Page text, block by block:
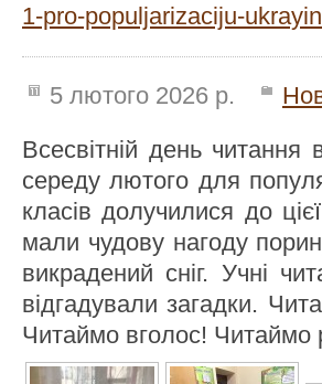
1-pro-populjarizaciju-
5 лютого 2026 р.
Всесвітній день
середу лютого для
класів долучилися до
мали чудову нагоду
викрадений сніг. Учні
відгадували загадки.
Читаймо вголос! Читаймо